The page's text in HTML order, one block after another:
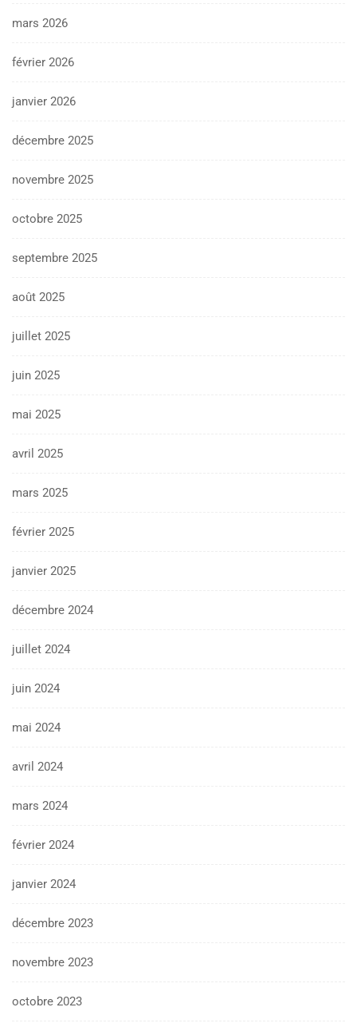
mars 2026
février 2026
janvier 2026
décembre 2025
novembre 2025
octobre 2025
septembre 2025
août 2025
juillet 2025
juin 2025
mai 2025
avril 2025
mars 2025
février 2025
janvier 2025
décembre 2024
juillet 2024
juin 2024
mai 2024
avril 2024
mars 2024
février 2024
janvier 2024
décembre 2023
novembre 2023
octobre 2023